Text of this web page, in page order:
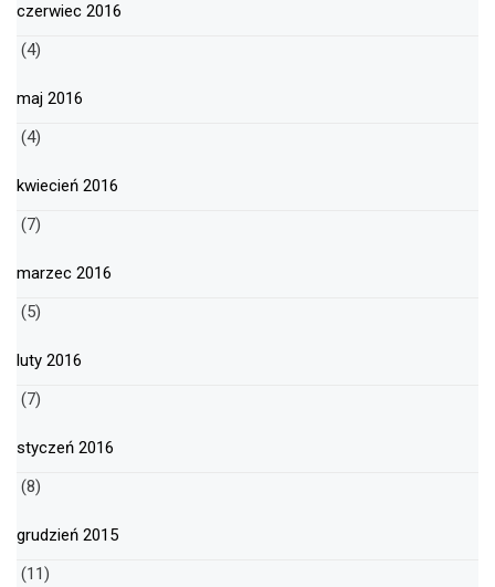
czerwiec 2016
(4)
maj 2016
(4)
kwiecień 2016
(7)
marzec 2016
(5)
luty 2016
(7)
styczeń 2016
(8)
grudzień 2015
(11)